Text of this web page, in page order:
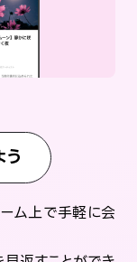
ム上で手軽に会